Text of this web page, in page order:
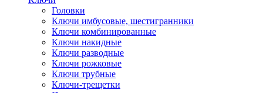
Головки
Ключи имбусовые, шестигранники
Ключи комбинированные
Ключи накидные
Ключи разводные
Ключи рожковые
Ключи трубные
Ключи-трещетки